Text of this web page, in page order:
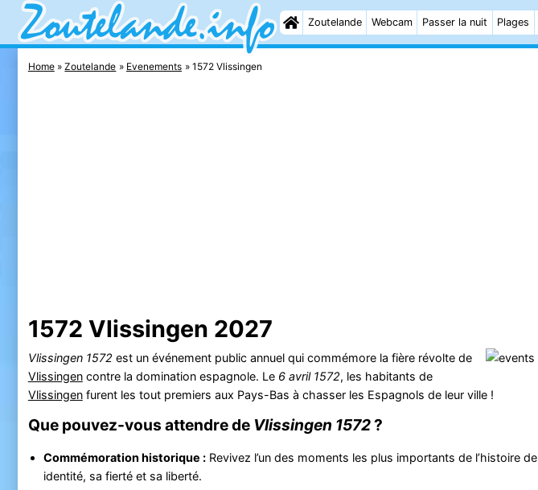
Zoutelande Webcam Passer la nuit Plages
Home Zoutelande Evenements 1572 Vlissingen
1572 Vlissingen 2027
Vlissingen 1572 est un événement public annuel qui commémore la fière révolte de
Vlissingencontre la domination espagnole. Le 6 avril 1572, les habitants de
Vlissingenfurent les tout premiers aux Pays-Bas à chasser les Espagnols de leur ville !
Que pouvez-vous attendre de Vlissingen 1572?
Commémoration historique :Revivez l’un des moments les plus importants de l’histoire de
identité, sa fierté et sa liberté.